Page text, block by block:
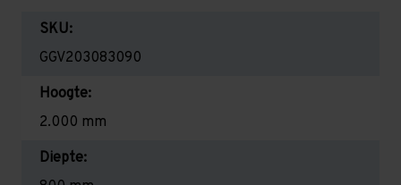
SKU:
GGV203083090
Hoogte:
2.000 mm
Diepte: